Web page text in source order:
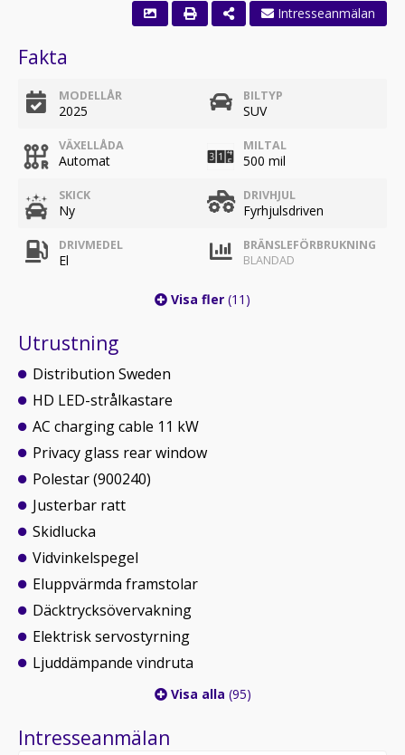
Fakta
MODELLÅR
2025
BILTYP
SUV
VÄXELLÅDA
Automat
MILTAL
500 mil
SKICK
Ny
DRIVHJUL
Fyrhjulsdriven
DRIVMEDEL
El
BRÄNSLEFÖRBRUKNING
BLANDAD
Visa fler (11)
Utrustning
Distribution Sweden
HD LED-strålkastare
AC charging cable 11 kW
Privacy glass rear window
Polestar (900240)
Justerbar ratt
Skidlucka
Vidvinkelspegel
Eluppvärmda framstolar
Däcktrycksövervakning
Elektrisk servostyrning
Ljuddämpande vindruta
Visa alla (95)
Intresseanmälan